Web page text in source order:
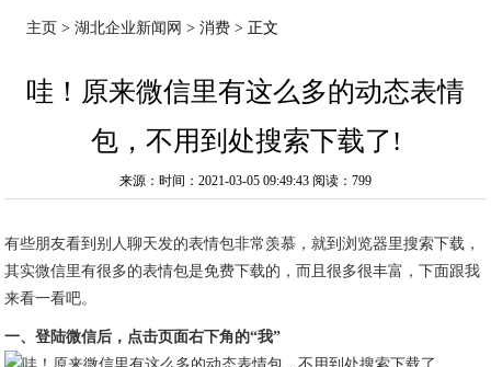
主页 >湖北企业新闻网 >消费 > 正文
哇！原来微信里有这么多的动态表情
包，不用到处搜索下载了!
来源：时间：2021-03-05 09:49:43 阅读：799
有些朋友看到别人聊天发的表情包非常羡慕，就到浏览器里搜索下载，
其实微信里有很多的表情包是免费下载的，而且很多很丰富，下面跟我
来看一看吧。
一、登陆微信后，点击页面右下角的“我”